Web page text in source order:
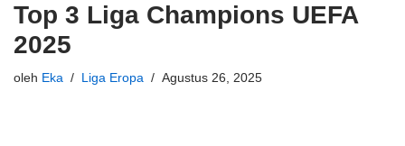
Top 3 Liga Champions UEFA
2025
oleh Eka Liga Eropa Agustus 26, 2025